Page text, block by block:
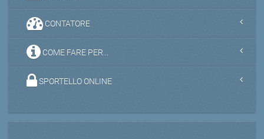
CONTATORE
COME FARE PER...
SPORTELLO ONLINE